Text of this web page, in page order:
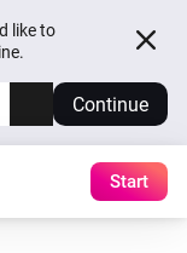
like to
Continue
Start